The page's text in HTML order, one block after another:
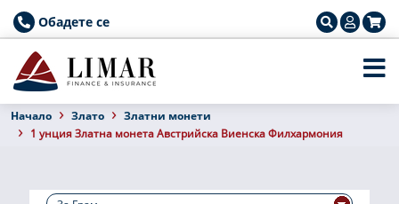
Обадете се
Началo Злато
Златни монети
1 унция Златна монета Австрийска Виенска Филхармония